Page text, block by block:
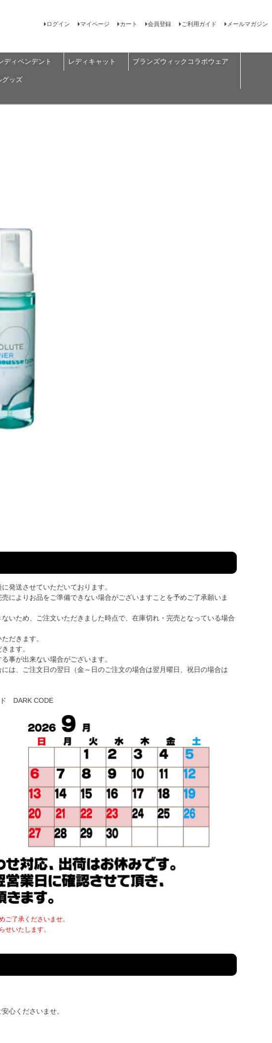
ログイン マイページ カート 会員登録 ご利用ガイド メールマガジン
ディペンデント レディキャット ブランズウィックコラボウェア
グッズ
発送させていただいております。
によりお品をご準備できない場合がございますことを予めご了承願いま
いため、ご注文いただきました時点で、在庫切れ・完売となっている場合
だきます。
ます。
事が出来ない場合がございます。
は、ご注文日の翌日（金～日のご注文の場合は翌月曜日、祝日の場合は
了承くださいませ。
いたします。
心くださいませ。